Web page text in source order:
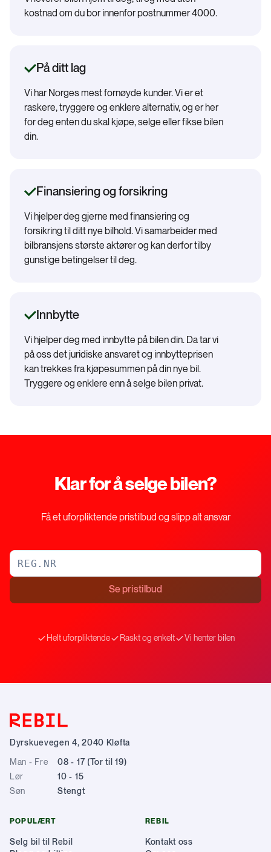
kostnad om du bor innenfor postnummer 4000.
På ditt lag
Vi har Norges mest fornøyde kunder. Vi er et
raskere, tryggere og enklere alternativ, og er her
for deg enten du skal kjøpe, selge eller fikse bilen
din.
Finansiering og forsikring
Vi hjelper deg gjerne med finansiering og
forsikring til ditt nye bilhold. Vi samarbeider med
bilbransjens største aktører og kan derfor tilby
gunstige betingelser til deg.
Innbytte
Vi hjelper deg med innbytte på bilen din. Da tar vi
på oss det juridiske ansvaret og innbytteprisen
kan trekkes fra kjøpesummen på din nye bil.
Tryggere og enklere enn å selge bilen privat.
Klar for å selge bilen?
Få et uforpliktende pristilbud og slipp alt ansvar
Se pristilbud
Helt uforpliktende Raskt og enkelt Vi henter bilen
Dyrskuevegen 4,2040 Kløfta
Man - Fre
08 - 17 (Tor til 19)
Lør
10 - 15
Søn
Stengt
POPULÆRT
Selg bil til Rebil
REBIL
Kontakt oss